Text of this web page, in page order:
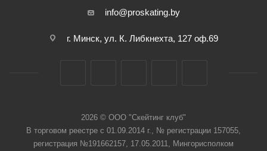
info@proskating.by
г. Минск, ул. К. Либкнехта, 127 оф.69
2026 © ООО "Скейтинг клуб"
В торговом реестре с 01.09.2014 г., № регистрации 157055,
регистрация №191662157, 17.05.2011, Мингорисполком